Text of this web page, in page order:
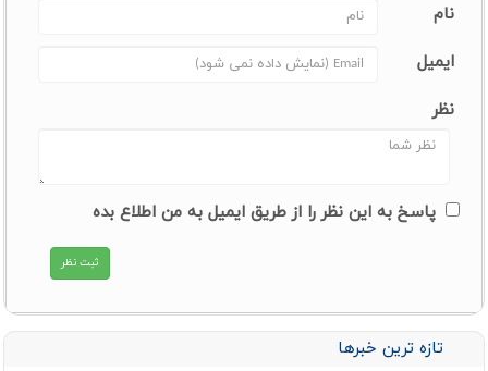
نام
ایمیل
نظر
پاسخ به این نظر را از طریق ایمیل به من اطلاع بده
تازه ترین خبرها